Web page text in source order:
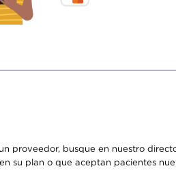
proveedor, busque en nuestro
su plan o que aceptan pacientes